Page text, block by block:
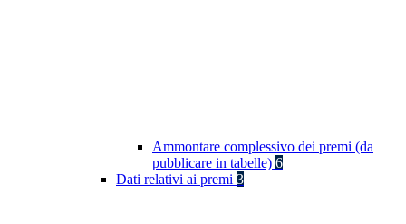
Ammontare complessivo dei premi (da
pubblicare in tabelle) 6
Dati relativi ai premi 3